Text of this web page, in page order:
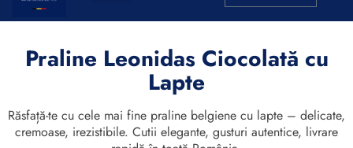
Praline Leonidas Ciocolată cu
Lapte
Răsfață-te cu cele mai fine praline belgiene cu lapte – delicate,
cremoase, irezistibile. Cutii elegante, gusturi autentice, livrare